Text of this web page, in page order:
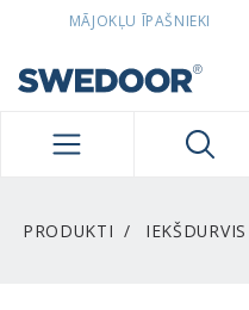
SWEDOORLATVIA
MĀJOKĻU ĪPAŠNIEKI
PRODUKTI IEKŠDURVIS